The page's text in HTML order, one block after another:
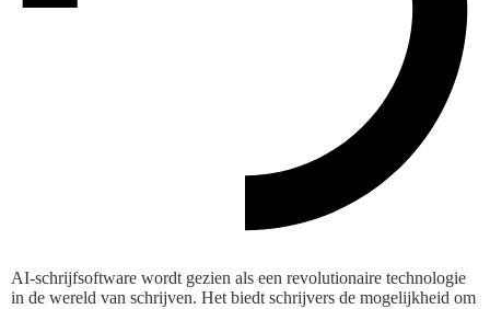
AI-schrijfsoftware wordt gezien als een revolutionaire technologie
in de wereld van schrijven. Het biedt schrijvers de mogelijkheid om